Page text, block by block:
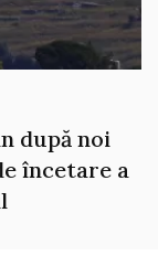
după noi
încetare a